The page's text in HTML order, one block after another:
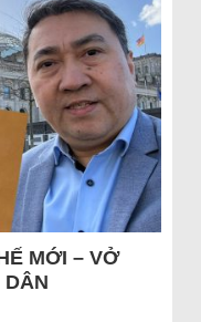
MỚI – VỞ
DÂN